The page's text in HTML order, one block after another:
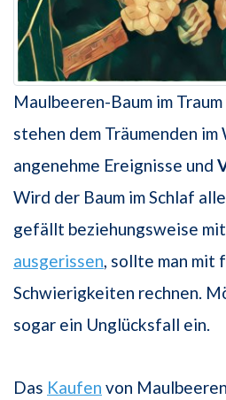
Maulbeeren-Baum im
stehen dem Träumenden im
angenehme Ereignisse und
Wird der Baum im Schlaf
gefällt beziehungsweise
ausgerissen , sollte man mit
Schwierigkeiten rechnen.
sogar ein Unglücksfall ein.
Das Kaufen von Maulbeeren